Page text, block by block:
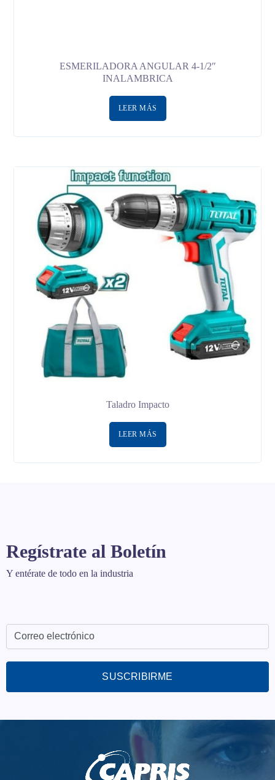
ESMERILADORA ANGULAR 4-1/2″
INALAMBRICA
LEER MÁS
Taladro Impacto
LEER MÁS
Regístrate al Boletín
Y entérate de todo en la industria
SUSCRIBIRME